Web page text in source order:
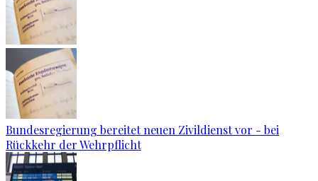
Bundesregierung bereitet neuen Zivildienst vor - bei
Rückkehr der Wehrpflicht